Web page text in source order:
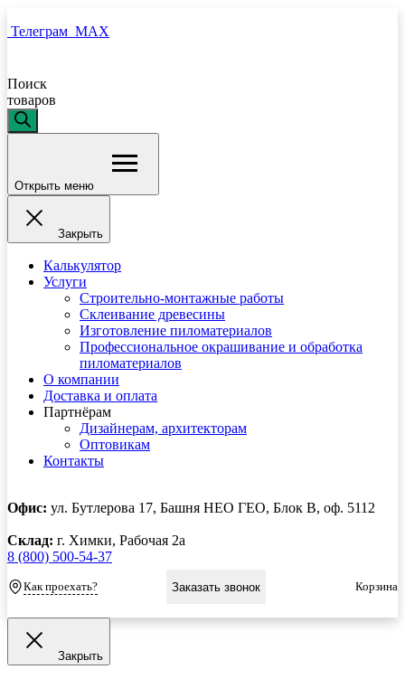
Телеграм MAX
Поиск
товаров
Открыть меню
Закрыть
Калькулятор
Услуги
Строительно-монтажные работы
Склеивание древесины
Изготовление пиломатериалов
Профессиональное окрашивание и обработка
пиломатериалов
О компании
Доставка и оплата
Партнёрам
Дизайнерам, архитекторам
Оптовикам
Контакты
Офис: ул. Бутлерова 17, Башня НЕО ГЕО, Блок В, оф. 5112
Склад: г. Химки, Рабочая 2а
8 (800) 500-54-37
Как проехать? Заказать звонок Корзина
Закрыть